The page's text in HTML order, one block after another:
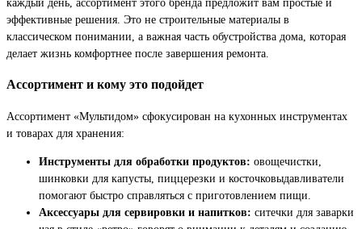
эффективные решения. Это не строительные материалы в
классическом понимании, а важная часть обустройства дома, которая
делает жизнь комфортнее после завершения ремонта.
Ассортимент и кому это подойдет
Ассортимент «Мультидом» сфокусирован на кухонных инструментах
и товарах для хранения:
Инструменты для обработки продуктов: овощечистки,
шинковки для капусты, пиццерезки и косточковыдавливатели
помогают быстро справляться с приготовлением пищи.
Аксессуары для сервировки и напитков: ситечки для заварки